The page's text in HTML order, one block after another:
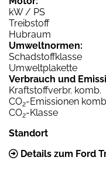
kW / PS
Treibstoff
Hubraum
Umweltnormen:
Schadstoffklasse
Umweltplakette
Verbrauch und
Kraftstoffverbr. komb.
CO2-Emissionen
CO2-Klasse
Standort
Details zum Ford